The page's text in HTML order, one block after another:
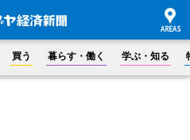
買う 暮らす・働く 学ぶ・知る